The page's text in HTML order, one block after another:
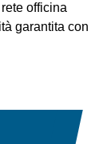
officina
garantita con